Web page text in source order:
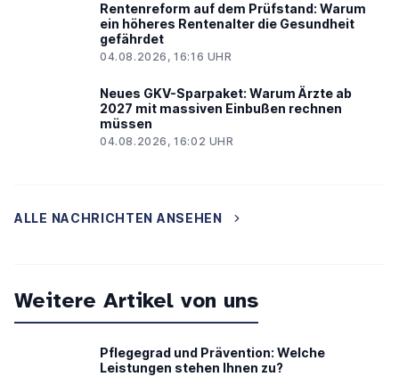
Rentenreform auf dem Prüfstand: Warum
ein höheres Rentenalter die Gesundheit
gefährdet
04.08.2026, 16:16 UHR
Neues GKV-Sparpaket: Warum Ärzte ab
2027 mit massiven Einbußen rechnen
müssen
04.08.2026, 16:02 UHR
ALLE NACHRICHTEN ANSEHEN
Weitere Artikel von uns
Pflegegrad und Prävention: Welche
Leistungen stehen Ihnen zu?